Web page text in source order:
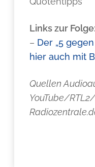
Links zur Folge:
– Der „5
hier auch mit
Quellen
YouTube/